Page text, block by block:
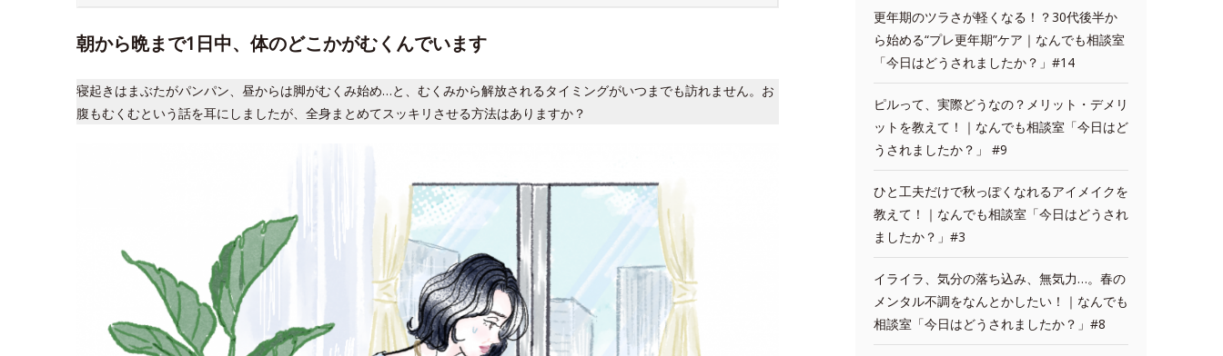
朝から晩まで1日中、体のどこかがむくんでいます
寝起きはまぶたがパンパン、昼からは脚がむくみ始め…と、むくみから解放されるタイミングがいつまでも訪れません。お
腹もむくむという話を耳にしましたが、全身まとめてスッキリさせる方法はありますか？
更年期のツラさが軽くなる！？30代後半か
ら始める“プレ更年期”ケア｜なんでも相談室
「今日はどうされましたか？」#14
ピルって、実際どうなの？メリット・デメリ
ットを教えて！｜なんでも相談室「今日はど
うされましたか？」 #9
ひと工夫だけで秋っぽくなれるアイメイクを
教えて！｜なんでも相談室「今日はどうされ
ましたか？」#3
イライラ、気分の落ち込み、無気力…。春の
メンタル不調をなんとかしたい！｜なんでも
相談室「今日はどうされましたか？」#8